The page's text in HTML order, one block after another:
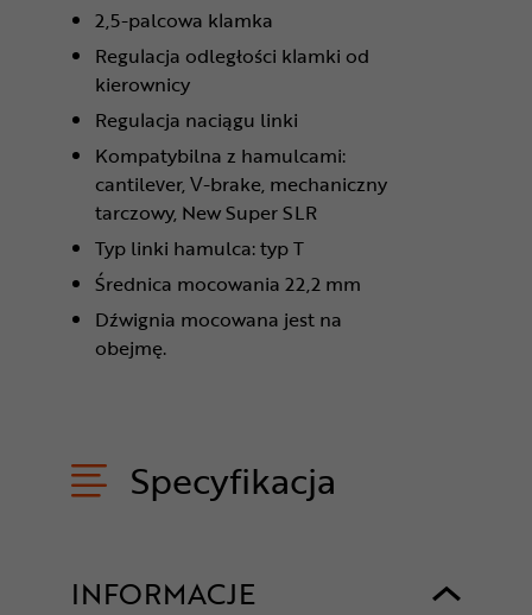
2,5-palcowa klamka
Regulacja odległości klamki od
kierownicy
Regulacja naciągu linki
Kompatybilna z hamulcami:
cantilever, V-brake, mechaniczny
tarczowy, New Super SLR
Typ linki hamulca: typ T
Średnica mocowania 22,2 mm
Dźwignia mocowana jest na
obejmę.
Specyfikacja
INFORMACJE